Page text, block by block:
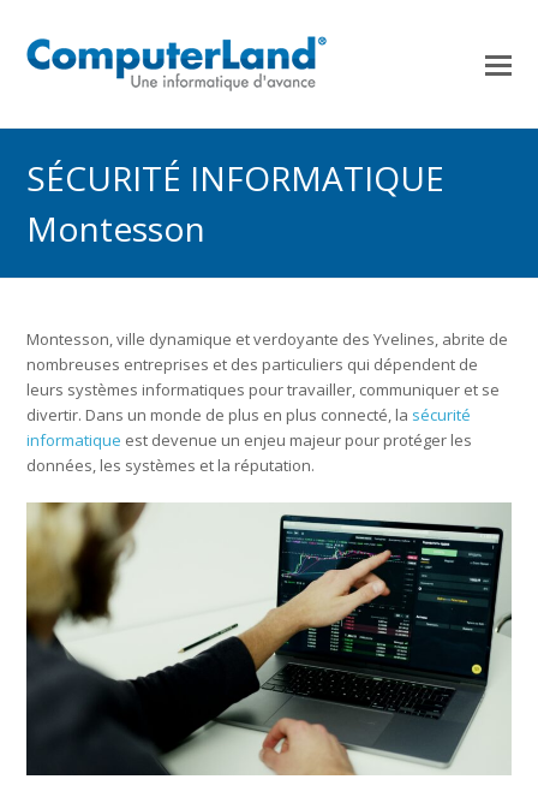
SÉCURITÉ INFORMATIQUE
Montesson
Montesson, ville dynamique et verdoyante des Yvelines, abrite de
nombreuses entreprises et des particuliers qui dépendent de
leurs systèmes informatiques pour travailler, communiquer et se
divertir. Dans un monde de plus en plus connecté, la sécurité
informatique est devenue un enjeu majeur pour protéger les
données, les systèmes et la réputation.